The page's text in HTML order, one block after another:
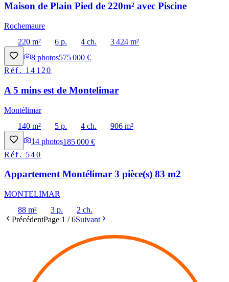
Maison de Plain Pied de 220m² avec Piscine
Rochemaure
220 m²
6 p. 4 ch.
3 424 m²
8 photos575 000 €
Réf. 14120
A 5 mins est de Montelimar
Montélimar
140 m²
5 p. 4 ch.
906 m²
14 photos185 000 €
Réf. 540
Appartement Montélimar 3 pièce(s) 83 m2
MONTELIMAR
88 m²
3 p.
2 ch.
PrécédentPage 1 /6Suivant